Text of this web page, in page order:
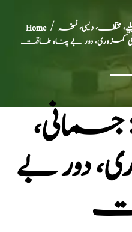
Home/ مختلف، دیسی، نسخہ
کمزوری، دور بے پناہ طاقت
جسمانی،
دور بے